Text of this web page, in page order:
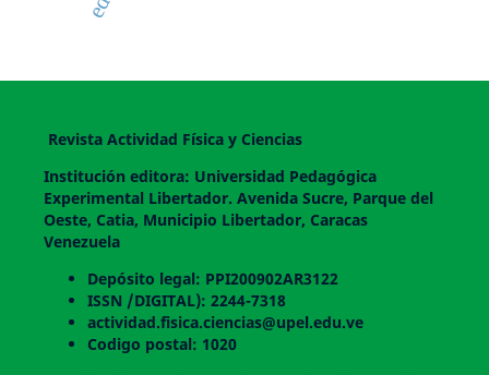
Revista Actividad Física y Ciencias
Institución editora: Universidad Pedagógica
Experimental Libertador. Avenida Sucre, Parque del
Oeste, Catia, Municipio Libertador, Caracas
Venezuela
Depósito legal: PPI200902AR3122
ISSN /DIGITAL): 2244-7318
actividad.fisica.ciencias@upel.edu.ve
Codigo postal: 1020